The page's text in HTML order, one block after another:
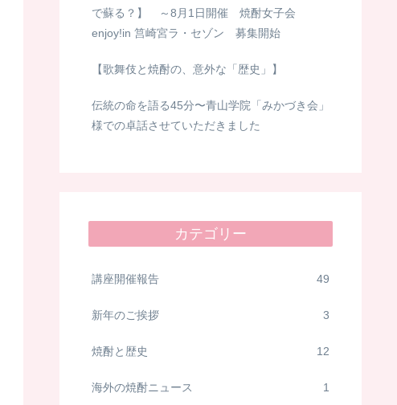
で蘇る？】 ～8月1日開催 焼酎女子会
enjoy!in 筥崎宮ラ・セゾン 募集開始
【歌舞伎と焼酎の、意外な「歴史」】
伝統の命を語る45分〜青山学院「みかづき会」
様での卓話させていただきました
カテゴリー
講座開催報告 49
新年のご挨拶 3
焼酎と歴史 12
海外の焼酎ニュース 1